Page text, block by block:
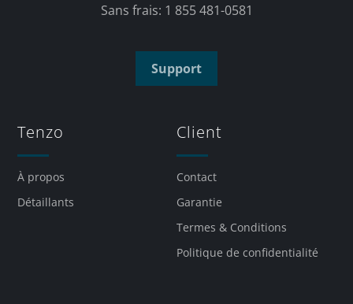
Sans frais: 1 855 481-0581
Support
Tenzo
À propos
Détaillants
Client
Contact
Garantie
Termes & Conditions
Politique de confidentialité